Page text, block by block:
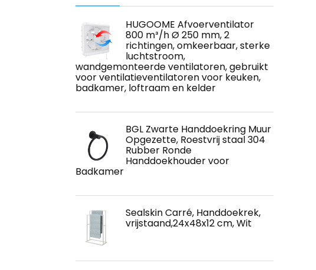
HUGOOME Afvoerventilator
800 m³/h Ø 250 mm, 2
richtingen, omkeerbaar, sterke
luchtstroom,
wandgemonteerde ventilatoren, gebruikt
voor ventilatieventilatoren voor keuken,
badkamer, loftraam en kelder
BGL Zwarte Handdoekring Muur
Opgezette, Roestvrij staal 304
Rubber Ronde
Handdoekhouder voor
Badkamer
Sealskin Carré, Handdoekrek,
vrijstaand,24x48x12 cm, Wit